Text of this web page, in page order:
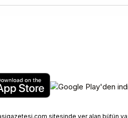
sitesinde yer alan bütün